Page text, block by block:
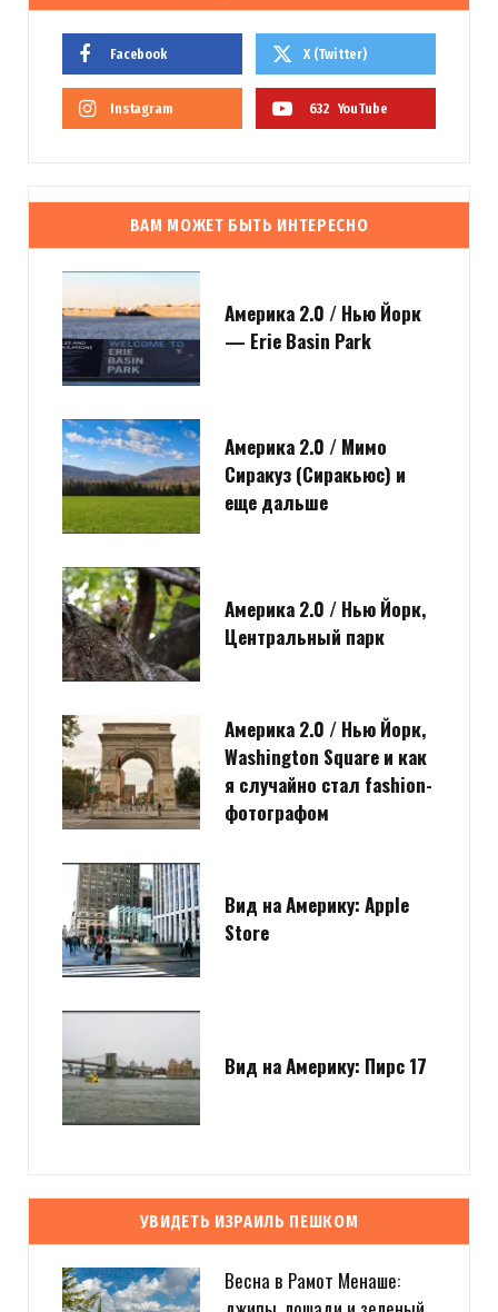
Facebook X (Twitter)
Instagram 632 YouTube
ВАМ МОЖЕТ БЫТЬ ИНТЕРЕСНО
Америка 2.0 / Нью Йорк
— Erie Basin Park
Америка 2.0 / Мимо
Сиракуз (Сиракьюс) и
еще дальше
Америка 2.0 / Нью Йорк,
Центральный парк
Америка 2.0 / Нью Йорк,
Washington Square и как
я случайно стал fashion-
фотографом
Вид на Америку: Apple
Store
Вид на Америку: Пирс 17
УВИДЕТЬ ИЗРАИЛЬ ПЕШКОМ
Весна в Рамот Менаше: